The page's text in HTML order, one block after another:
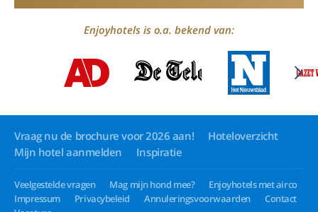
Enjoyhotels is o.a. bekend van:
Vraag nu de brochure voor 2026 aan!
Hoteloverzicht
Mijn hotel aanmelden
Inspiratie
Veelgestelde vragen Mag mijn hond mee?
Enjoyhotels met airco
Impressum
Privacybeleid Annuleringsvoorwaarden
Contact